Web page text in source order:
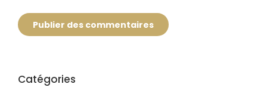
Publier des commentaires
Catégories